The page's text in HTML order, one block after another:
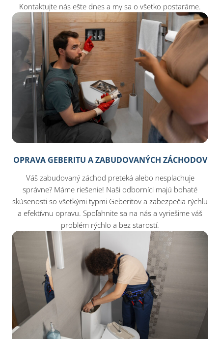
Kontaktujte nás ešte dnes a my sa o všetko postaráme.
OPRAVA GEBERITU A ZABUDOVANÝCH ZÁCHODOV
Váš zabudovaný záchod preteká alebo nesplachuje
správne? Máme riešenie! Naši odborníci majú bohaté
skúsenosti so všetkými typmi Geberitov a zabezpečia rýchlu
a efektívnu opravu. Spoľahnite sa na nás a vyriešime váš
problém rýchlo a bez starostí.